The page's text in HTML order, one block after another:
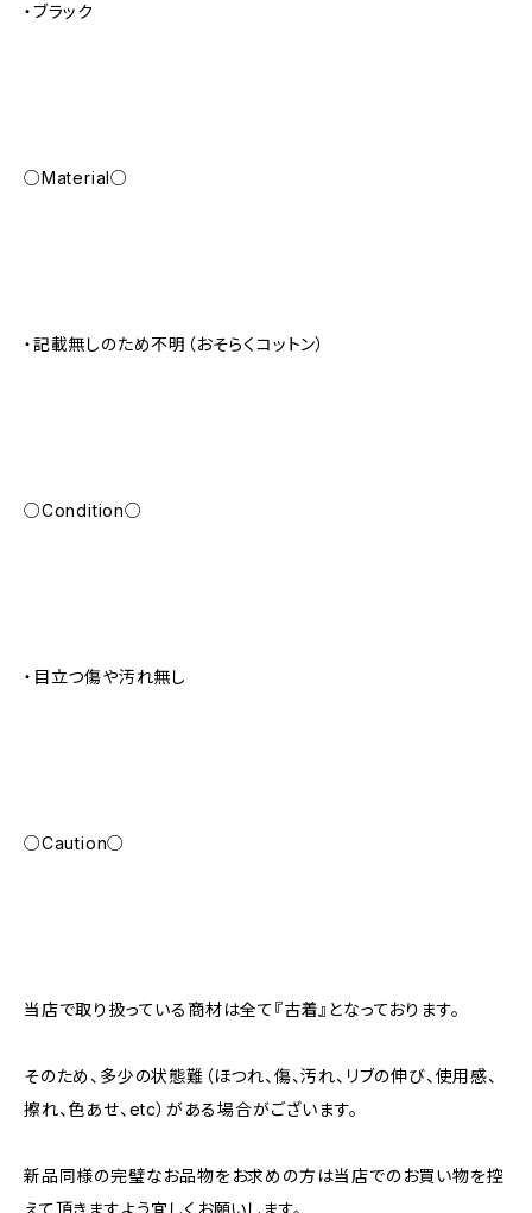
・ブラック
○Material○
・記載無しのため不明（おそらくコットン）
○Condition○
・目立つ傷や汚れ無し
○Caution○
当店で取り扱っている商材は全て『古着』となっております。
そのため、多少の状態難（ほつれ、傷、汚れ、リブの伸び、使用感、
擦れ、色あせ、etc）がある場合がございます。
新品同様の完璧なお品物をお求めの方は当店でのお買い物を控
えて頂きますよう宜しくお願いします。